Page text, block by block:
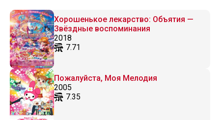
Хорошенькое лекарство: Объятия —
Звёздные воспоминания
2018
7.71
Пожалуйста, Моя Мелодия
2005
7.35